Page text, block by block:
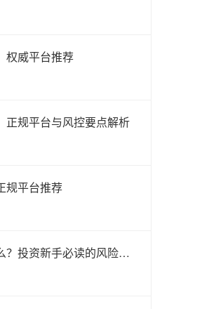
权威平台推荐
正规平台与风控要点解析
规平台推荐
股票杠杆是什么？投资新手必读的风险指南